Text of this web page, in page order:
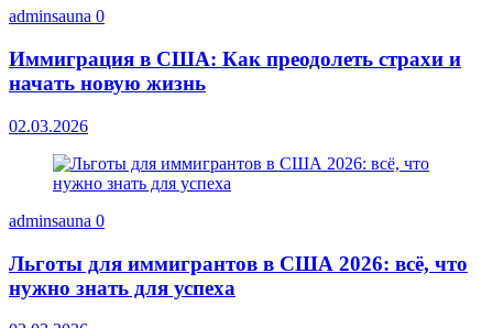
adminsauna 0
Иммиграция в США: Как преодолеть страхи и
начать новую жизнь
02.03.2026
adminsauna 0
Льготы для иммигрантов в США 2026: всё, что
нужно знать для успеха